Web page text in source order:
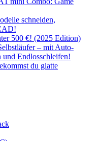
schneiden,
500 €! (2025 Edition)
– mit Auto-
und Endlosschleifen!
du glatte